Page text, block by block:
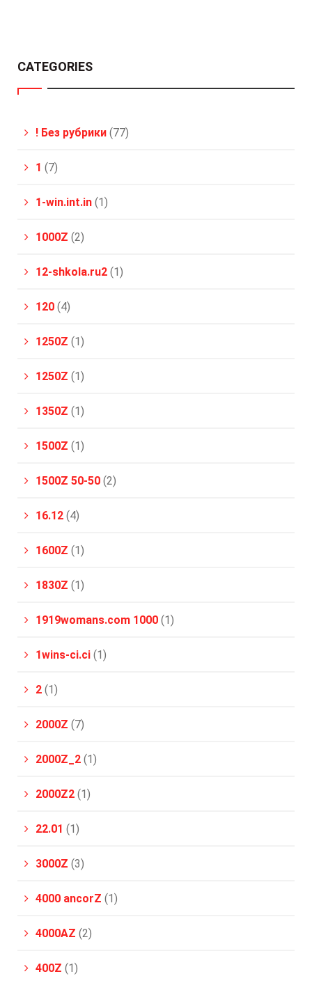
CATEGORIES
! Без рубрики (77)
1 (7)
1-win.int.in (1)
1000Z (2)
12-shkola.ru2 (1)
120 (4)
1250Z (1)
1250Z (1)
1350Z (1)
1500Z (1)
1500Z 50-50 (2)
16.12 (4)
1600Z (1)
1830Z (1)
1919womans.com 1000 (1)
1wins-ci.ci (1)
2 (1)
2000Z (7)
2000Z_2 (1)
2000Z2 (1)
22.01 (1)
3000Z (3)
4000 ancorZ (1)
4000AZ (2)
400Z (1)